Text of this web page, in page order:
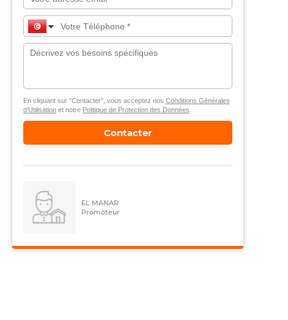
En cliquant sur "Contacter", vous acceptez nos Conditions Générales
d’Utilisationet notre Politique de Protection des Données
Contacter
EL MANAR
Promoteur